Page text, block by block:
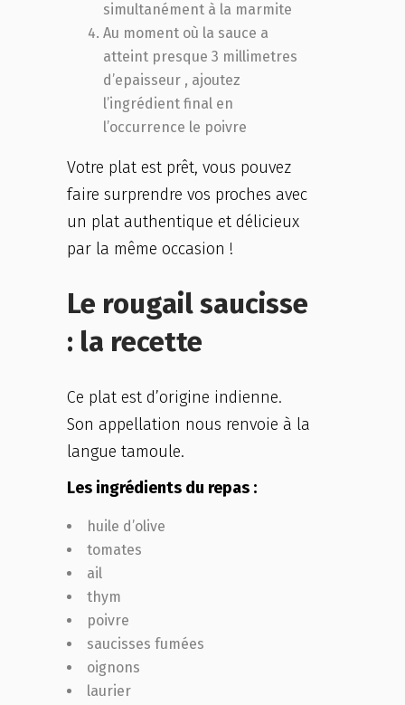
simultanément à la marmite
Au moment où la sauce a
atteint presque 3 millimetres
d’epaisseur , ajoutez
l’ingrédient final en
l’occurrence le poivre
Votre plat est prêt, vous pouvez
faire surprendre vos proches avec
un plat authentique et délicieux
par la même occasion !
Le rougail saucisse
: la recette
Ce plat est d’origine indienne.
Son appellation nous renvoie à la
langue tamoule.
Les ingrédients du repas :
huile d’olive
tomates
ail
thym
poivre
saucisses fumées
oignons
laurier